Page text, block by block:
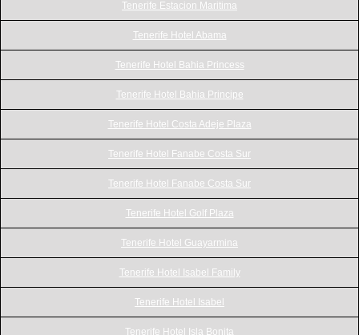
Tenerife Estacion Maritima
Tenerife Hotel Abama
Tenerife Hotel Bahia Princess
Tenerife Hotel Bahia Principe
Tenerife Hotel Costa Adeje Plaza
Tenerife Hotel Fanabe Costa Sur
Tenerife Hotel Fanabe Costa Sur
Tenerife Hotel Golf Plaza
Tenerife Hotel Guayarmina
Tenerife Hotel Isabel Family
Tenerife Hotel Isabel
Tenerife Hotel Isla Bonita